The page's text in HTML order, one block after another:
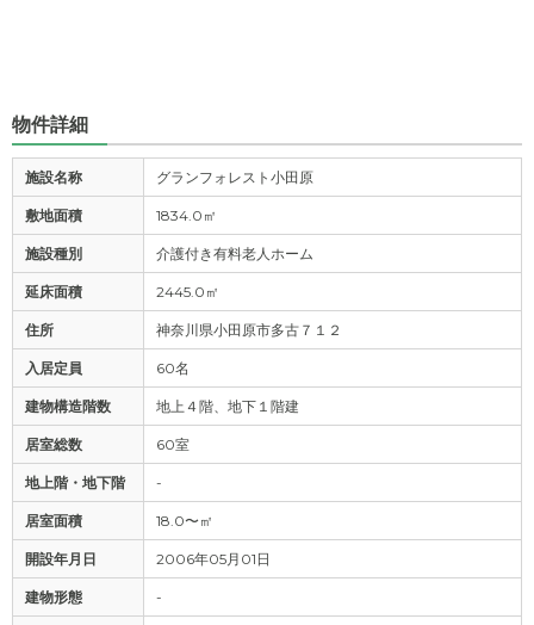
物件詳細
施設名称 グランフォレスト小田原
敷地面積 1834.0㎡
施設種別 介護付き有料老人ホーム
延床面積 2445.0㎡
住所 神奈川県小田原市多古７１２
入居定員 60名
建物構造階数 地上４階、地下１階建
居室総数 60室
地上階・地下階 -
居室面積 18.0〜㎡
開設年月日 2006年05月01日
建物形態 -